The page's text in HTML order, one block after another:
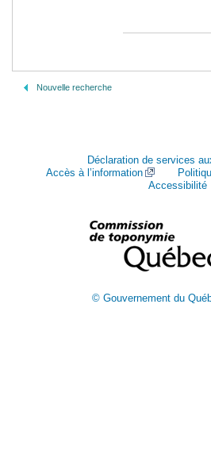
Nouvelle recherche
Déclaration de services
Accès à l’information
Accessibilité
© Gouvernement du